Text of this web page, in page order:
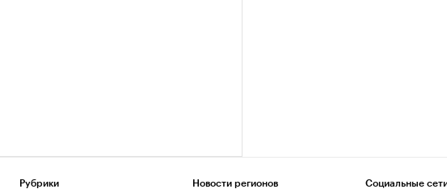
Рубрики Новости регионов Социальные